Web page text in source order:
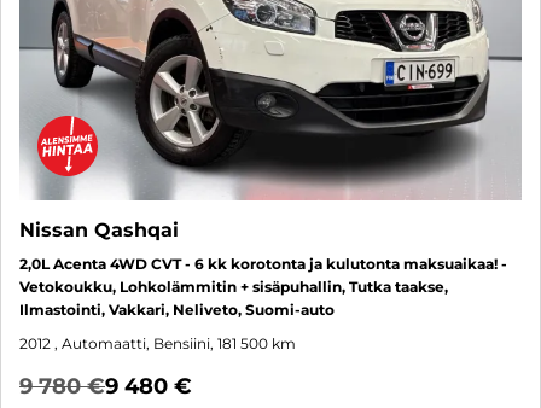
Nissan Qashqai
2,0L Acenta 4WD CVT - 6 kk korotonta ja kulutonta maksuaikaa! -
Vetokoukku, Lohkolämmitin + sisäpuhallin, Tutka taakse,
Ilmastointi, Vakkari, Neliveto, Suomi-auto
2012 , Automaatti, Bensiini, 181 500 km
9 780 €9 480 €